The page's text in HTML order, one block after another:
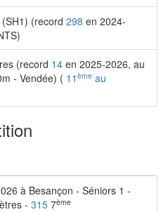
(record 298 en 2024-
(record 14 en 2025-2026, au
- Vendée) ( 11 ème au
à Besançon - Séniors 1 -
- 315 7ème